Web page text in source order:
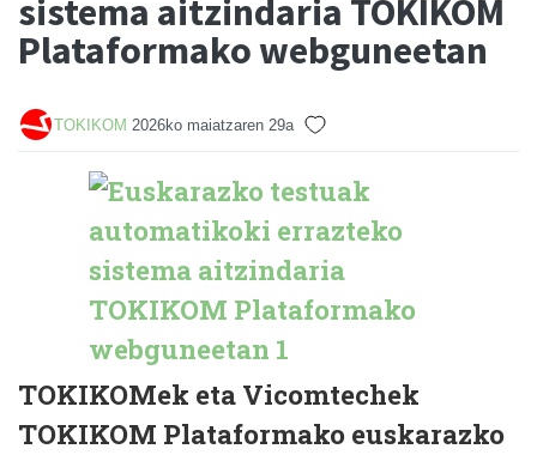
sistema aitzindaria TOKIKOM
Plataformako webguneetan
TOKIKOM 2026ko maiatzaren 29a
TOKIKOMek eta Vicomtechek
TOKIKOM Plataformako euskarazko